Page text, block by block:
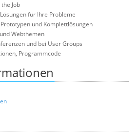
Job
Lösungen für Ihre Probleme
Prototypen und Komplettlösungen
Webthemen
und bei User Groups
Programmcode